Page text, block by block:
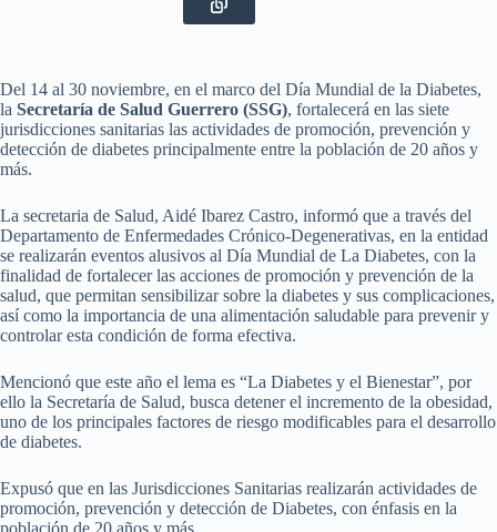
Del 14 al 30 noviembre, en el marco del Día Mundial de la Diabetes,
la Secretaría de Salud Guerrero (SSG), fortalecerá en las siete
jurisdicciones sanitarias las actividades de promoción, prevención y
detección de diabetes principalmente entre la población de 20 años y
más.
La secretaria de Salud, Aidé Ibarez Castro, informó que a través del
Departamento de Enfermedades Crónico-Degenerativas, en la entidad
se realizarán eventos alusivos al Día Mundial de La Diabetes, con la
finalidad de fortalecer las acciones de promoción y prevención de la
salud, que permitan sensibilizar sobre la diabetes y sus complicaciones,
así como la importancia de una alimentación saludable para prevenir y
controlar esta condición de forma efectiva.
Mencionó que este año el lema es “La Diabetes y el Bienestar”, por
ello la Secretaría de Salud, busca detener el incremento de la obesidad,
uno de los principales factores de riesgo modificables para el desarrollo
de diabetes.
Expusó que en las Jurisdicciones Sanitarias realizarán actividades de
promoción, prevención y detección de Diabetes, con énfasis en la